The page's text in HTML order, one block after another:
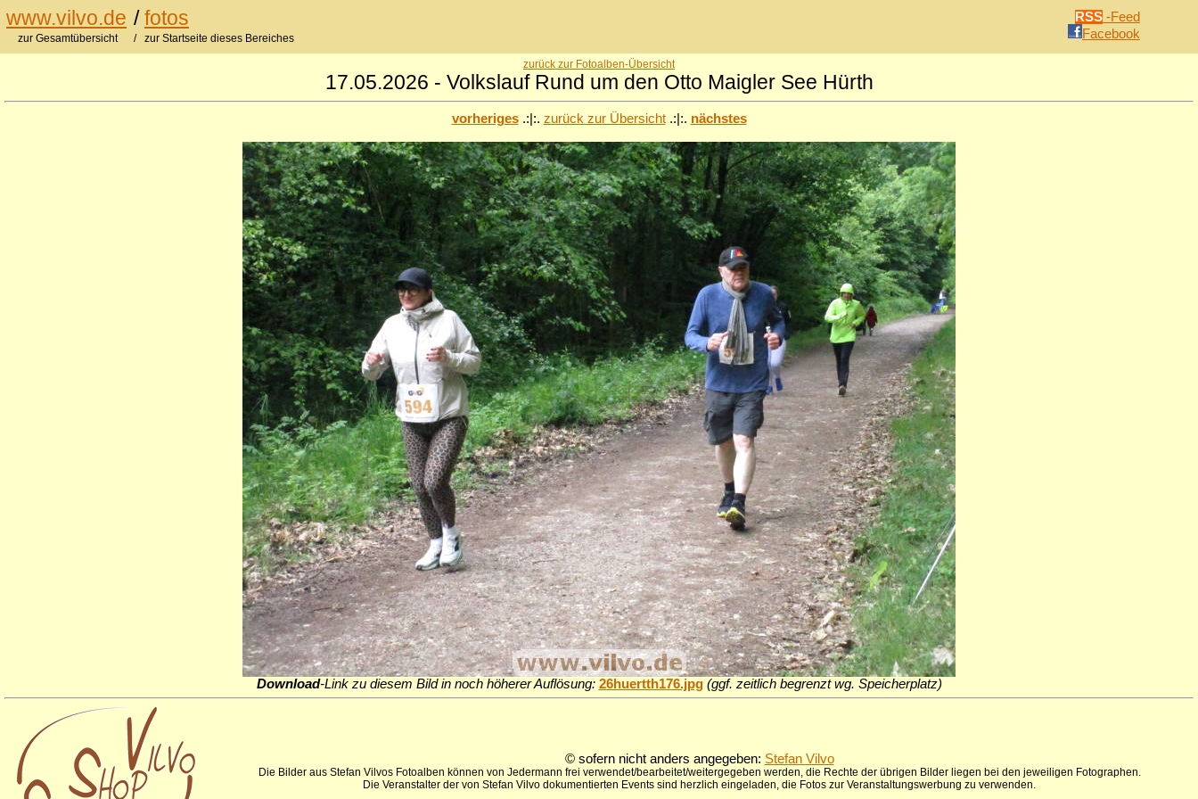
www.vilvo.de /fotos RSS -Feed
Facebook
zur Gesamtübersicht / zur Startseite dieses Bereiches
zurück zur Fotoalben-Übersicht
17.05.2026 - Volkslauf Rund um den Otto Maigler See Hürth
vorheriges.:|:. zurück zur Übersicht.:|:. nächstes
Download-Link zu diesem Bild in noch höherer Auflösung: 26huertth176.jpg (ggf. zeitlich begrenzt wg. Speicherplatz)
© sofern nicht anders angegeben: Stefan Vilvo
Die Bilder aus Stefan Vilvos Fotoalben können von Jedermann frei verwendet/bearbeitet/weitergegeben werden, die Rechte der übrigen Bilder liegen bei den jeweiligen Fotographen.
Die Veranstalter der von Stefan Vilvo dokumentierten Events sind herzlich eingeladen, die Fotos zur Veranstaltungswerbung zu verwenden.